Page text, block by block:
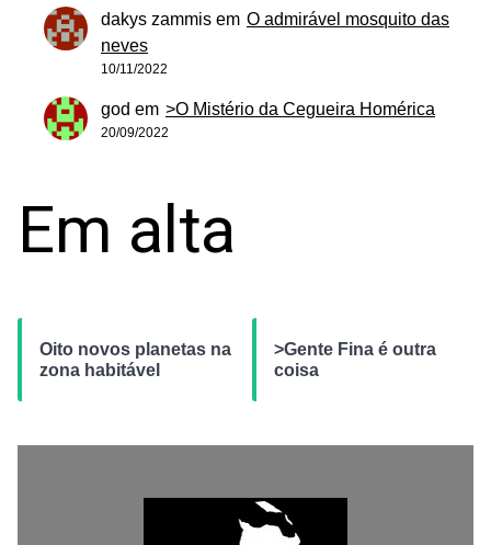
dakys zammis em O admirável mosquito das
neves
10/11/2022
god em >O Mistério da Cegueira Homérica
20/09/2022
Em alta
Oito novos planetas na
zona habitável
>Gente Fina é outra
coisa